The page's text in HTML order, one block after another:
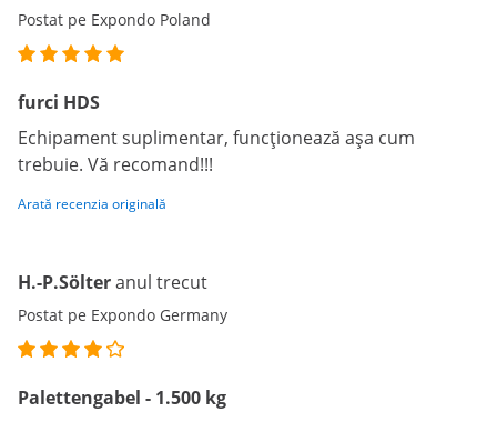
Postat pe Expondo Poland
furci HDS
Echipament suplimentar, funcționează așa cum
trebuie. Vă recomand!!!
Arată recenzia originală
H.-P.Sölteranul trecut
Postat pe Expondo Germany
Palettengabel - 1.500 kg